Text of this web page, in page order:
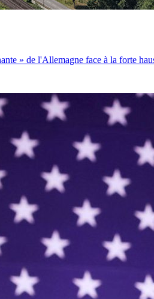
» de l'Allemagne face à la forte